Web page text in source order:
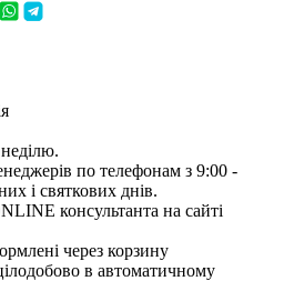
по телефонам з 9:00 -
і святкових днів.
консультанта на сайті
через корзину
в автоматичному